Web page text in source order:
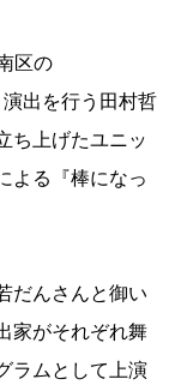
区の
演出を行う田村哲
ち上げたユニッ
よる『棒になっ
だんさんと御い
家がそれぞれ舞
ラムとして上演